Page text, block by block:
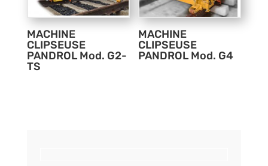
MACHINE
CLIPSEUSE
PANDROL Mod. G2-
TS
MACHINE
CLIPSEUSE
PANDROL Mod. G4